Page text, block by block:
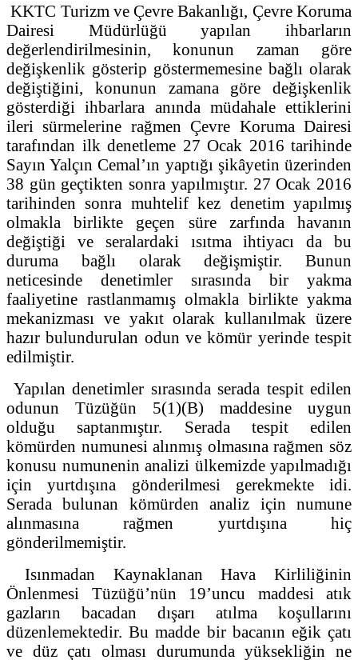
KKTC Turizm ve Çevre Bakanlığı, Çevre Koruma
Dairesi Müdürlüğü yapılan ihbarların
değerlendirilmesinin, konunun zaman göre
değişkenlik gösterip göstermemesine bağlı olarak
değiştiğini, konunun zamana göre değişkenlik
gösterdiği ihbarlara anında müdahale ettiklerini
ileri sürmelerine rağmen Çevre Koruma Dairesi
tarafından ilk denetleme 27 Ocak 2016 tarihinde
Sayın Yalçın Cemal’ın yaptığı şikâyetin üzerinden
38 gün geçtikten sonra yapılmıştır. 27 Ocak 2016
tarihinden sonra muhtelif kez denetim yapılmış
olmakla birlikte geçen süre zarfında havanın
değiştiği ve seralardaki ısıtma ihtiyacı da bu
duruma bağlı olarak değişmiştir. Bunun
neticesinde denetimler sırasında bir yakma
faaliyetine rastlanmamış olmakla birlikte yakma
mekanizması ve yakıt olarak kullanılmak üzere
hazır bulundurulan odun ve kömür yerinde tespit
edilmiştir.
Yapılan denetimler sırasında serada tespit edilen
odunun Tüzüğün 5(1)(B) maddesine uygun
olduğu saptanmıştır. Serada tespit edilen
kömürden numunesi alınmış olmasına rağmen söz
konusu numunenin analizi ülkemizde yapılmadığı
için yurtdışına gönderilmesi gerekmekte idi.
Serada bulunan kömürden analiz için numune
alınmasına rağmen yurtdışına hiç
gönderilmemiştir.
Isınmadan Kaynaklanan Hava Kirliliğinin
Önlenmesi Tüzüğü’nün 19’uncu maddesi atık
gazların bacadan dışarı atılma koşullarını
düzenlemektedir. Bu madde bir bacanın eğik çatı
ve düz çatı olması durumunda yüksekliğin ne